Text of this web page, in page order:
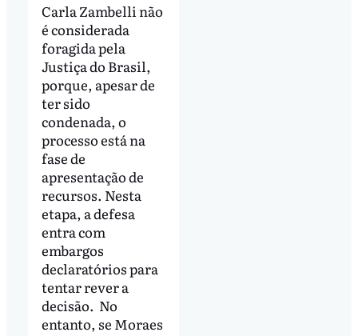
Carla Zambelli não
é considerada
foragida pela
Justiça do Brasil,
porque, apesar de
ter sido
condenada, o
processo está na
fase de
apresentação de
recursos. Nesta
etapa, a defesa
entra com
embargos
declaratórios para
tentar rever a
decisão. No
entanto, se Moraes